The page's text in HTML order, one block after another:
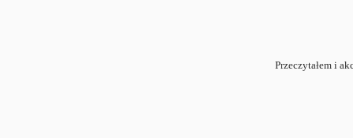
Przeczytałem i